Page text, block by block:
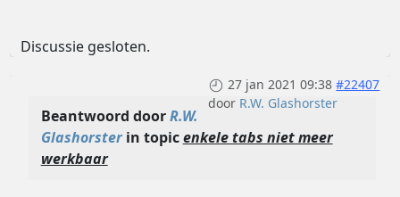
Discussie gesloten.
27 jan 2021 09:38 #22407
door R.W. Glashorster
Beantwoord doorR.W.
Glashorsterin topicenkele tabs niet meer
werkbaar